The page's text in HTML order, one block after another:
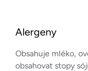
Alergeny
Obsahuje mléko,
obsahovat stopy